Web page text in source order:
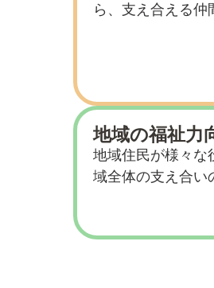
ら、支え合える仲
地域の福祉力
地域住民が様々な
域全体の支え合い